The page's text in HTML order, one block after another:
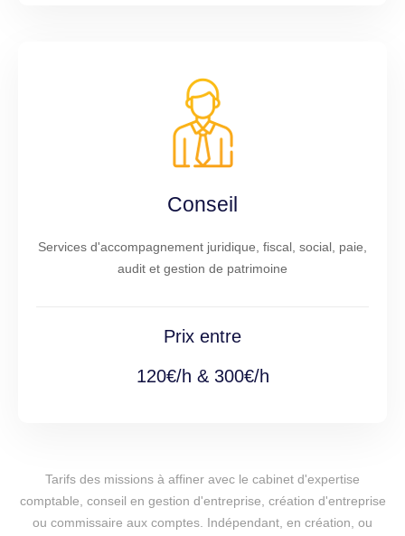
Conseil
Services d'accompagnement juridique, fiscal, social, paie,
audit et gestion de patrimoine
Prix entre
120€/h & 300€/h
Tarifs des missions à affiner avec le cabinet d'expertise
comptable, conseil en gestion d'entreprise, création d'entreprise
ou commissaire aux comptes. Indépendant, en création, ou